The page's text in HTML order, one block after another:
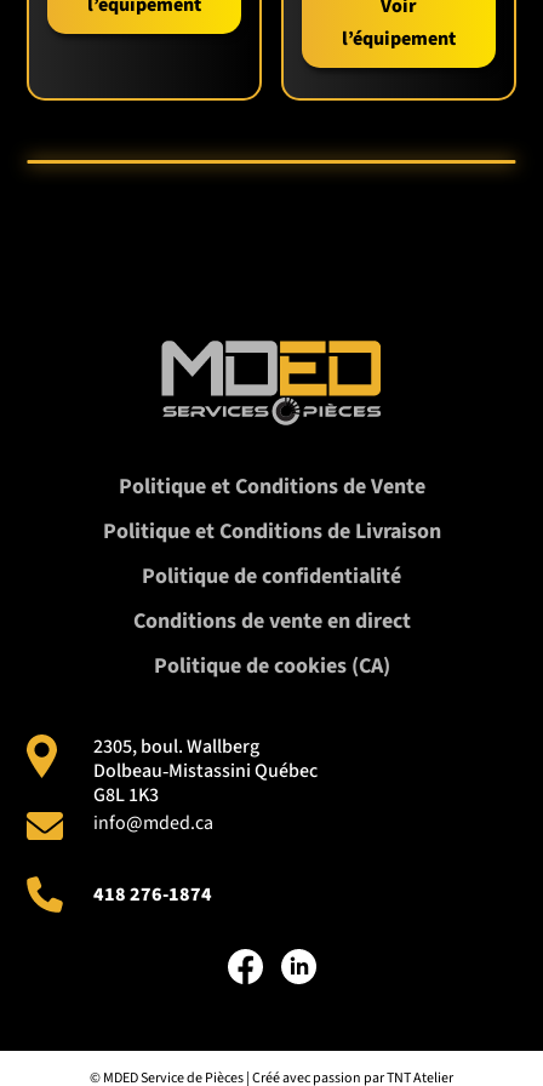
rentable pour les professionnels du secteur.
Voir
l’équipement
2305, boul. Wallberg
Dolbeau‑Mistassini Québec
G8L 1K3
Politique et Conditions de Vente
Politique et Conditions de Livraison
Politique de confidentialité
Conditions de vente en direct
Politique de cookies (CA)
info@mded.ca
418 276-1874
©MDED Service de Pièces | Créé avec passion parTNT Atelier